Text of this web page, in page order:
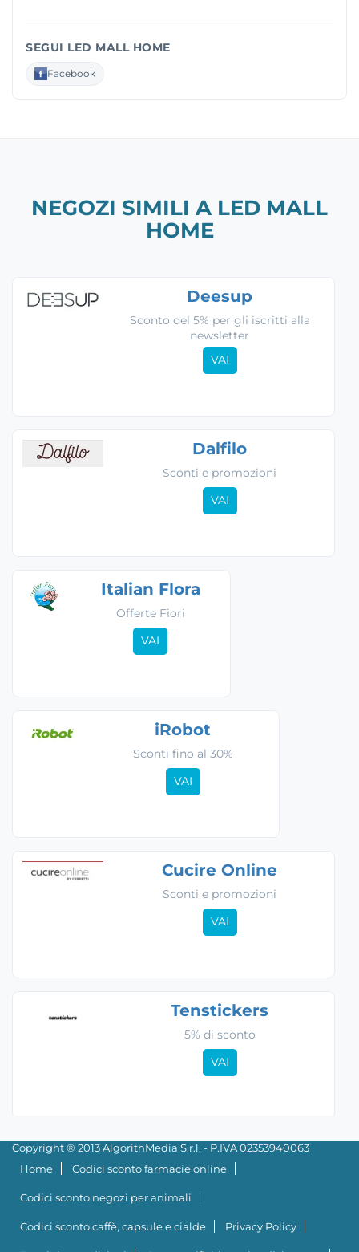
SEGUI LED MALL HOME
Facebook
NEGOZI SIMILI A LED MALL
HOME
Deesup
Sconto del 5% per gli iscritti alla
newsletter
VAI
Dalfilo
Sconti e promozioni
VAI
Italian Flora
Offerte Fiori
VAI
iRobot
Sconti fino al 30%
VAI
Cucire Online
Sconti e promozioni
VAI
Tenstickers
5% di sconto
VAI
Copyright ® 2013 AlgorithMedia S.r.l. - P.IVA 02353940063
Home
Codici sconto farmacie online
Codici sconto negozi per animali
Codici sconto caffè, capsule e cialde Privacy Policy